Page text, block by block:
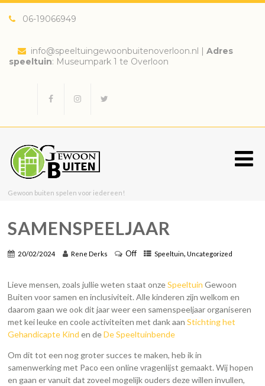
06-19066949
info@speeltuingewoonbuitenoverloon.nl |Adres
speeltuin: Museumpark 1 te Overloon
Gewoon buiten spelen voor iedereen!
SAMENSPEELJAAR
20/02/2024 Rene Derks Off Speeltuin,Uncategorized
Lieve mensen, zoals jullie weten staat onzeSpeeltuin Gewoon
Buiten voor samen en inclusiviteit. Alle kinderen zijn welkom en
daarom gaan we ook dit jaar weer een samenspeeljaar organiseren
met kei leuke en coole activiteiten met dank aanStichting het
Gehandicapte Kind en deDe Speeltuinbende
Om dit tot een nog groter succes te maken, heb ik in
samenwerking met Paco een online vragenlijst gemaakt. Wij hopen
en gaan er vanuit dat zoveel mogelijk ouders deze willen invullen,